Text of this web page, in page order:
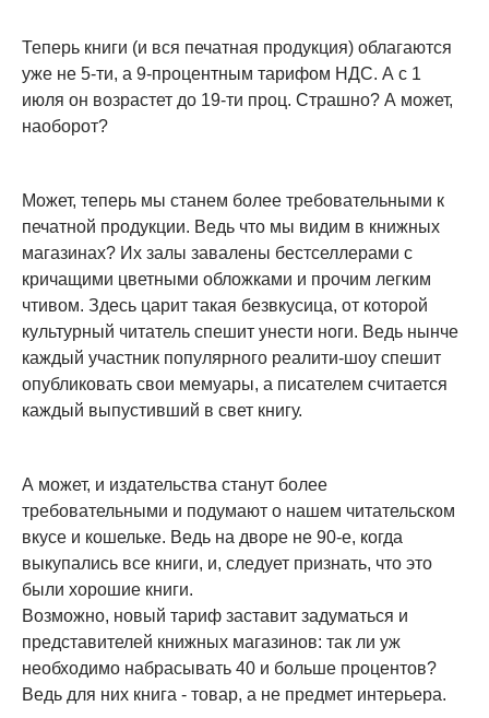
Теперь книги (и вся печатная продукция) облагаются
уже не 5-ти, а 9-процентным тарифом НДС. А с 1
июля он возрастет до 19-ти проц. Страшно? А может,
наоборот?
Может, теперь мы станем более требовательными к
печатной продукции. Ведь что мы видим в книжных
магазинах? Их залы завалены бестселлерами с
кричащими цветными обложками и прочим легким
чтивом. Здесь царит такая безвкусица, от которой
культурный читатель спешит унести ноги. Ведь нынче
каждый участник популярного реалити-шоу спешит
опубликовать свои мемуары, а писателем считается
каждый выпустивший в свет книгу.
А может, и издательства станут более
требовательными и подумают о нашем читательском
вкусе и кошельке. Ведь на дворе не 90-е, когда
выкупались все книги, и, следует признать, что это
были хорошие книги.
Возможно, новый тариф заставит задуматься и
представителей книжных магазинов: так ли уж
необходимо набрасывать 40 и больше процентов?
Ведь для них книга - товар, а не предмет интерьера.